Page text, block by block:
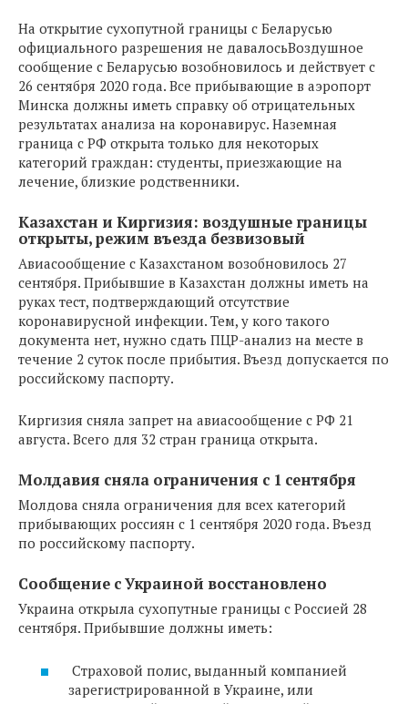
На открытие сухопутной границы с Беларусью
официального разрешения не давалосьВоздушное
сообщение с Беларусью возобновилось и действует с
26 сентября 2020 года. Все прибывающие в аэропорт
Минска должны иметь справку об отрицательных
результатах анализа на коронавирус. Наземная
граница с РФ открыта только для некоторых
категорий граждан: студенты, приезжающие на
лечение, близкие родственники.
Казахстан и Киргизия: воздушные границы
открыты, режим въезда безвизовый
Авиасообщение с Казахстаном возобновилось 27
сентября. Прибывшие в Казахстан должны иметь на
руках тест, подтверждающий отсутствие
коронавирусной инфекции. Тем, у кого такого
документа нет, нужно сдать ПЦР-анализ на месте в
течение 2 суток после прибытия. Въезд допускается по
российскому паспорту.
Киргизия сняла запрет на авиасообщение с РФ 21
августа. Всего для 32 стран граница открыта.
Молдавия сняла ограничения с 1 сентября
Молдова сняла ограничения для всех категорий
прибывающих россиян с 1 сентября 2020 года. Въезд
по российскому паспорту.
Сообщение с Украиной восстановлено
Украина открыла сухопутные границы с Россией 28
сентября. Прибывшие должны иметь:
Страховой полис, выданный компанией
зарегистрированной в Украине, или